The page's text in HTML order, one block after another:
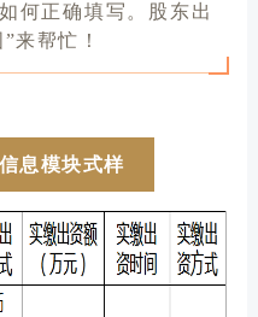
何正确填写。股东出
来帮忙！
息模块式样